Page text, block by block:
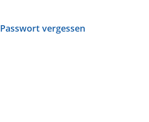
Passwort vergessen